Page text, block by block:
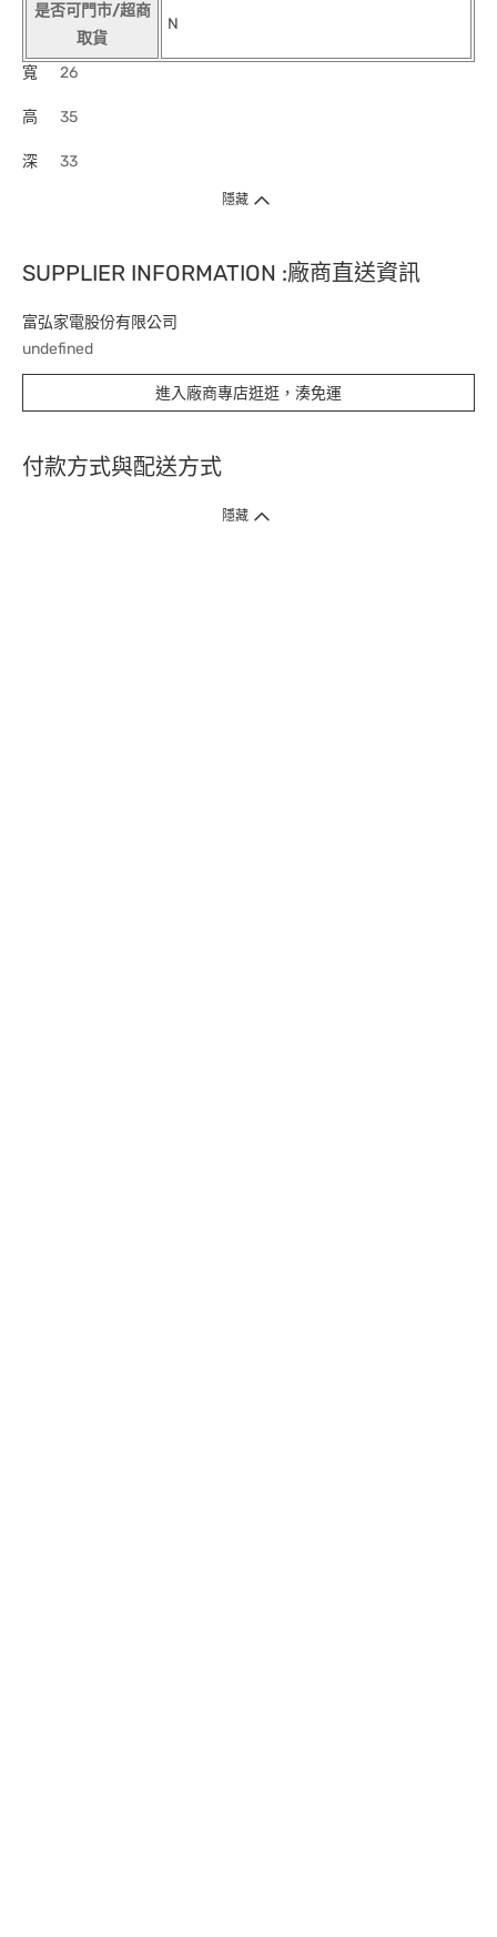
是否可門市/超商
取貨
N
寬 26
高 35
深 33
隱藏
SUPPLIER INFORMATION :廠商直送資訊
富弘家電股份有限公司
undefined
進入廠商專店逛逛，湊免運
付款方式與配送方式
隱藏